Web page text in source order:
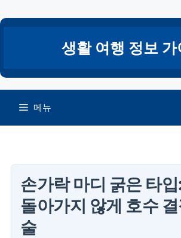
텐
건
너
생활 여행 정보 가
메뉴
손가락 마디 굵은 타
돌아가지 않게 호수
술